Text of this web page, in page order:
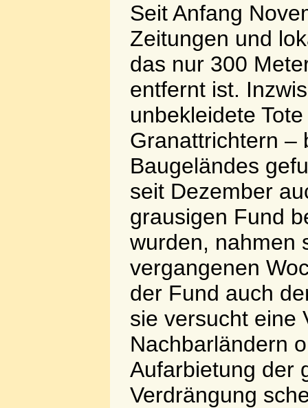
Seit Anfang
Zeitungen und
das nur 300
entfernt ist.
unbekleidete
Granattrichtern –
Baugeländes
seit Dezember
grausigen Fund
wurden, nahmen
vergangenen
der Fund auch
sie versucht eine
Nachbarländern
Aufarbietung der
Verdrängung